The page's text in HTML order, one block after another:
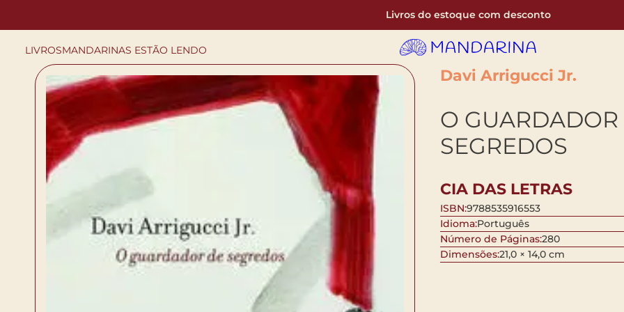
Livros do estoque com desconto
LIVROSMANDARINAS ESTÃO LENDO
Davi Arrigucci Jr.
O GUARDADOR
SEGREDOS
CIA DAS LETRAS
ISBN:9788535916553
Idioma:Português
Número de Páginas:280
Dimensões:21,0 × 14,0 cm